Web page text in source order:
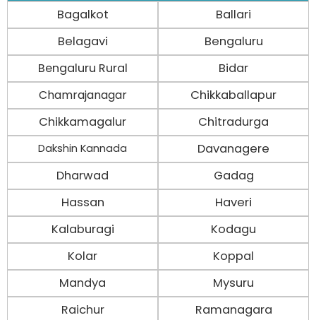
Bagalkot
Ballari
Belagavi
Bengaluru
Bengaluru Rural
Bidar
Chamrajanagar
Chikkaballapur
Chikkamagalur
Chitradurga
Dakshin Kannada
Davanagere
Dharwad
Gadag
Hassan
Haveri
Kalaburagi
Kodagu
Kolar
Koppal
Mandya
Mysuru
Raichur
Ramanagara